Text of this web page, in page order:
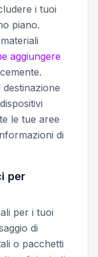
i tuoi
piano.
aggiungere
le tue aree
di
per
per i tuoi
di
o pacchetti